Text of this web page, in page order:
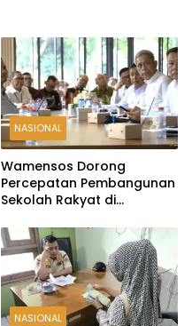
NASIONAL
Wamensos Dorong
Percepatan Pembangunan
Sekolah Rakyat di
Polewali Mandar
NASIONAL